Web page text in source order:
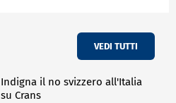
VEDI TUTTI
Indigna il no svizzero all'Italia
su Crans